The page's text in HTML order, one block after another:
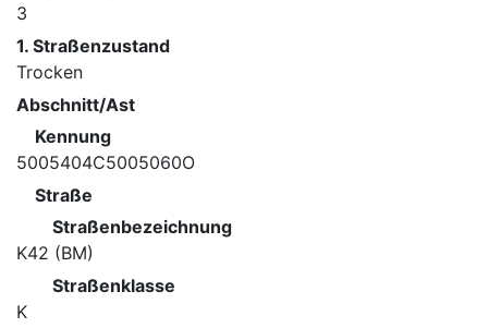
3
1. Straßenzustand
Trocken
Abschnitt/Ast
Kennung
5005404C5005060O
Straße
Straßenbezeichnung
K42 (BM)
Straßenklasse
K